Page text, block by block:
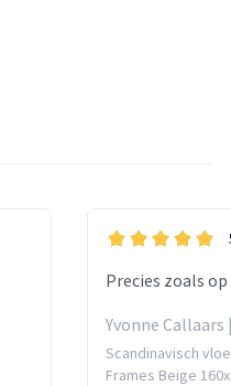
Precies zoals
Yvonne Callaars
Scandinavisch
Frames Beige